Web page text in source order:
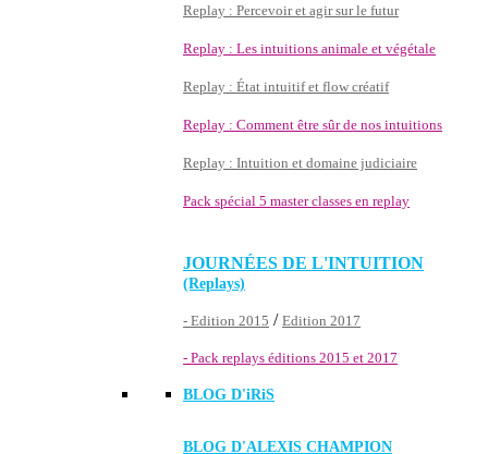
Replay : Percevoir et agir sur le futur
Replay : Les intuitions animale et végétale
Replay : État intuitif et flow créatif
Replay : Comment être sûr de nos intuitions
Replay : Intuition et domaine judiciaire
Pack spécial 5 master classes en replay
JOURNÉES DE L'INTUITION
(Replays)
- Edition 2015 / Edition 2017
- Pack replays éditions 2015 et 2017
BLOG D'iRiS
BLOG D'ALEXIS CHAMPION